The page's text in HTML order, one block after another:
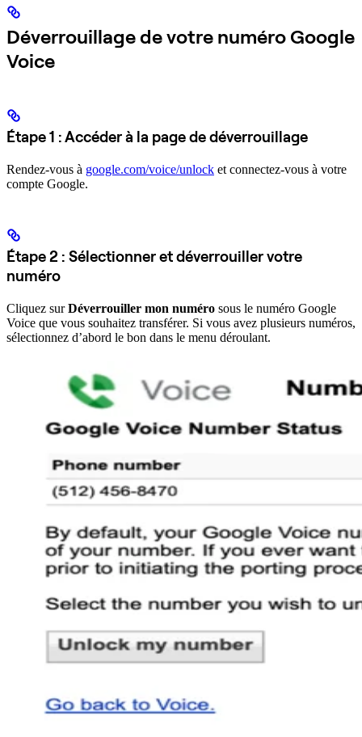
Déverrouillage de votre numéro Google
Voice
Étape 1 : Accéder à la page de déverrouillage
Rendez-vous à google.com/voice/unlock et connectez-vous à votre
compte Google.
Étape 2 : Sélectionner et déverrouiller votre
numéro
Cliquez surDéverrouiller mon numéro sous le numéro Google
Voice que vous souhaitez transférer. Si vous avez plusieurs numéros,
sélectionnez d’abord le bon dans le menu déroulant.